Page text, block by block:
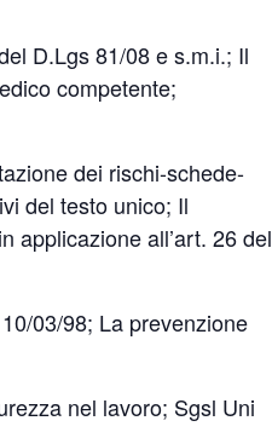
D.Lgs 81/08 e s.m.i.; Il
competente;
dei rischi-schede-
del testo unico; Il
applicazione all’art. 26 del
03/98; La prevenzione
nel lavoro; Sgsl Uni